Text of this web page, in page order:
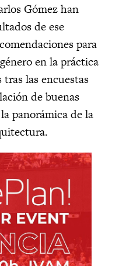
Gómez han
de ese
para
en la práctica
las encuestas
de buenas
panorámica de la